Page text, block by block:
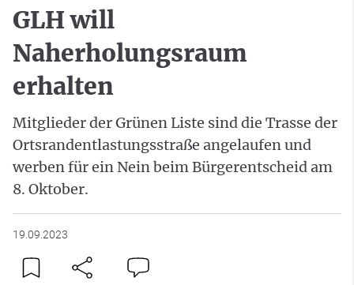
GLH will
Naherholungsraum
erhalten
Mitglieder der Grünen Liste sind die Trasse der
Ortsrandentlastungsstraße angelaufen und
werben für ein Nein beim Bürgerentscheid am
8. Oktober.
19.09.2023